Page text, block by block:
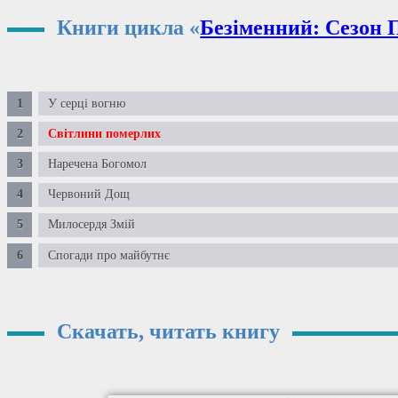
Книги цикла «Безіменний: Сезон
У серці вогню
Світлини померлих
Наречена Богомол
Червоний Дощ
Милосердя Змій
Спогади про майбутнє
Скачать, читать книгу